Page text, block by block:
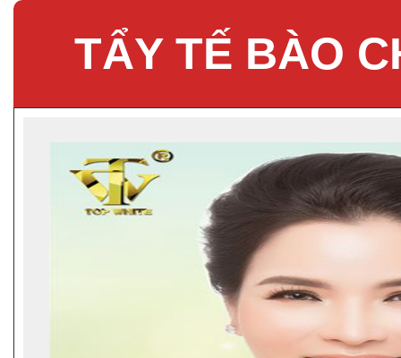
TẨY TẾ BÀO